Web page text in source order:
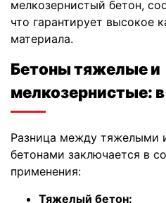
мелкозернистый бетон,
что гарантирует высокое
материала.
Бетоны тяжелые и
мелкозернистые:
Разница между тяжелыми
бетонами заключается в
применения:
Тяжелый бетон: